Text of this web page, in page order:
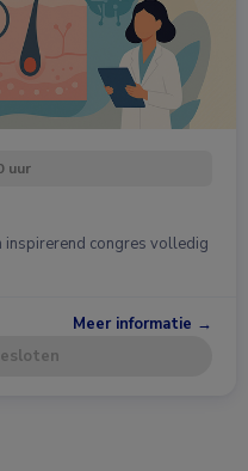
uur
inspirerend congres volledig
Meer informatie →